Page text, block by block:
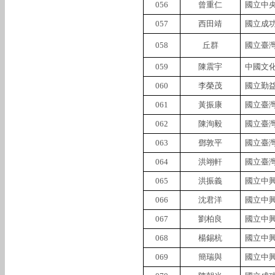
056 曾重仁 國立中
057 西田靖 國立成
058 丘群 國立臺
059 陳震宇 中國文
060 李榮茂 國立勤
061 黃振康 國立臺
062 陳洵毅 國立臺
063 鄧敦平 國立臺
064 洪翊軒 國立臺
065 洪振義 國立中
066 沈君洋 國立中
067 劉柏良 國立中
068 楊錫杭 國立中
069 簡瑞與 國立中